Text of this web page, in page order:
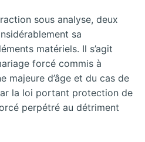
sous analyse, deux
sa
matériels. Il s’agit
forcé commis à
majeure d’âge et du cas de
la loi portant protection de
perpétré au détriment